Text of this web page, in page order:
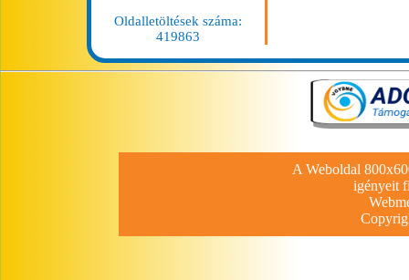
Oldalletöltések száma:
419863
A Weboldal
igényeit